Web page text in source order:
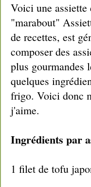
Voici une assiette
"marabout"
de recettes, est
composer des
plus gourmandes
quelques
frigo. Voici donc
j'aime.
Ingrédients par
1 filet de tofu